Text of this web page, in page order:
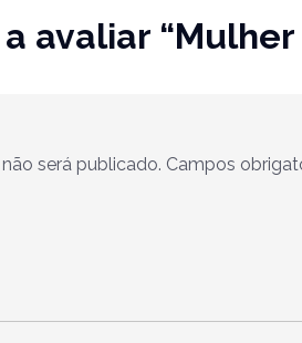
avaliar
será publicado. Campos